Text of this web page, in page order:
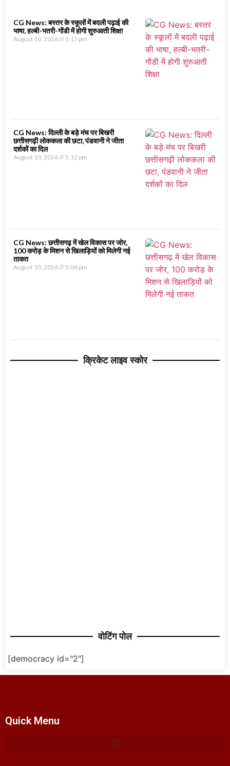
CG News: बस्तर के स्कूलों में बदली पढ़ाई की
भाषा, हल्बी-भतरी-गोंडी में होगी शुरुआती शिक्षा
August 10, 2026 5:17 pm
CG News: दिल्ली के बड़े मंच पर बिखरी
छत्तीसगढ़ी लोककला की छटा, पंडवानी ने जीता
दर्शकों का दिल
August 10, 2026 5:12 pm
CG News: छत्तीसगढ़ में खेल विकास पर जोर,
100 करोड़ के मिशन से खिलाड़ियों को मिलेगी नई
ताकत
August 10, 2026 5:06 pm
क्रिकेट लाइव स्कोर
वोटिंग पोल
[democracy id="2"]
Quick Menu